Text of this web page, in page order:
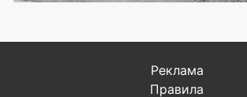
Реклама
Правила